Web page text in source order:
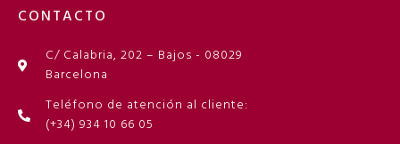
CONTACTO
C/ Calabria, 202 – Bajos - 08029
Barcelona
Teléfono de atención al cliente:
(+34) 934 10 66 05